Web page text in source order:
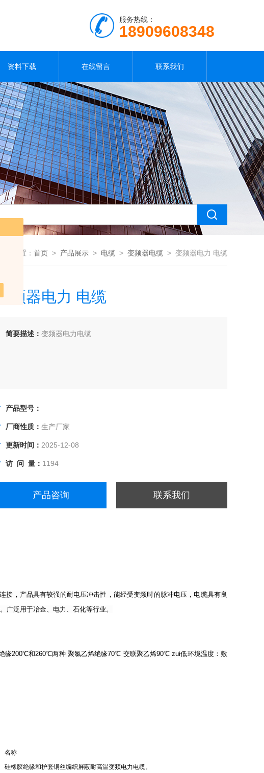
服务热线：
18909608348
资料下载 在线留言 联系我们
的位置： 首页 > 产品展示 > 电缆 > 变频器电缆 > 变频器电力 电缆
频器电力 电缆
简要描述： 变频器电力电缆
产品型号：
厂商性质： 生产厂家
更新时间： 2025-12-08
访 问 量： 1194
产品咨询 联系我们
，产品具有较强的耐电压冲击性，能经受变频时的脉冲电压，电缆具有良
广泛用于冶金、电力、石化等行业。
缘200℃和260℃两种 聚氯乙烯绝缘70℃ 交联聚乙烯90℃ zui低环境温度：敷
名称
硅橡胶绝缘和护套铜丝编织屏蔽耐高温变频电力电缆。